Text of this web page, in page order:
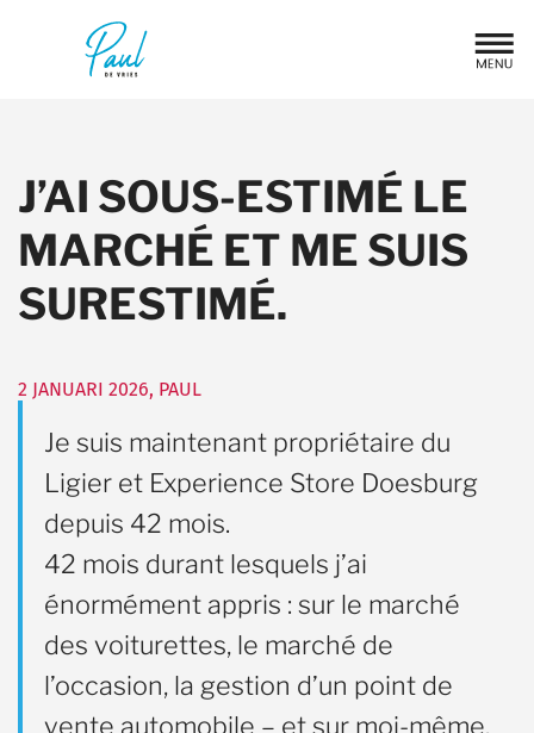
J’AI SOUS-ESTIMÉ LE
MARCHÉ ET ME SUIS
SURESTIMÉ.
2 JANUARI 2026, PAUL
Je suis maintenant propriétaire du
Ligier et Experience Store Doesburg
depuis 42 mois.
42 mois durant lesquels j’ai
énormément appris : sur le marché
des voiturettes, le marché de
l’occasion, la gestion d’un point de
vente automobile – et sur moi-même.